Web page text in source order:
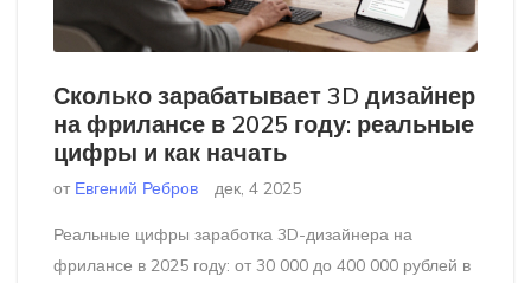
Сколько зарабатывает 3D дизайнер
на фрилансе в 2025 году: реальные
цифры и как начать
от Евгений Ребров дек, 4 2025
Реальные цифры заработка 3D-дизайнера на
фрилансе в 2025 году: от 30 000 до 400 000 рублей в